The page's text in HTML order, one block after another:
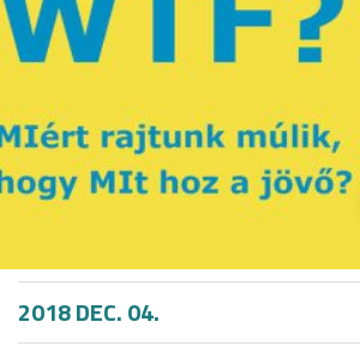
2018 DEC. 04.